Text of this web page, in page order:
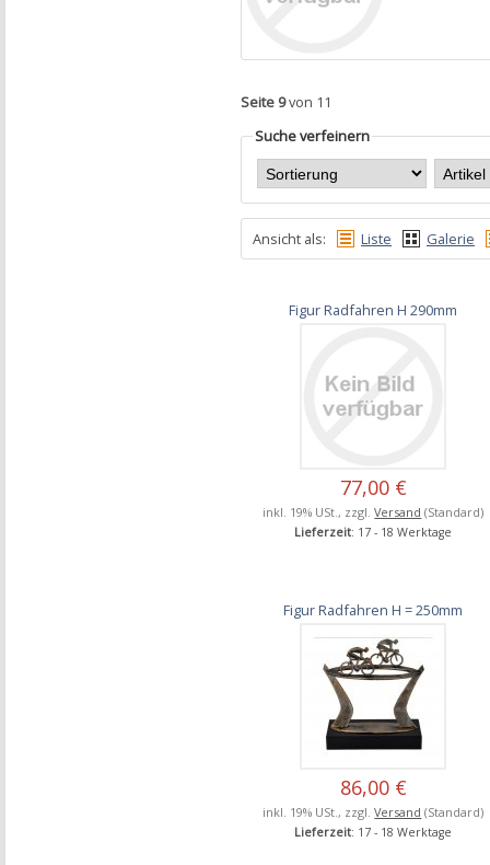
Seite 9von 11
Suche verfeinern
Ansicht als: Liste Galerie
Figur Radfahren H 290mm
77,00 €
inkl. 19% USt., zzgl.Versand (Standard)
Lieferzeit: 17 - 18 Werktage
Figur Radfahren H = 250mm
86,00 €
inkl. 19% USt., zzgl.Versand (Standard)
Lieferzeit: 17 - 18 Werktage